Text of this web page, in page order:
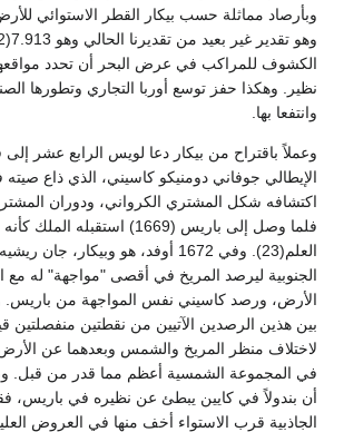
الكشوف للمراكب في عرض البحر أن تحدد
نظير. وهكذا حفز توسع أوربا التجاري وتطورها
وانتفعا بها.
وعملاً باقتراح من بيكار دعا لويس الرابع عشر
الإيطالي جوفاني دومنيكو كاسيني، الذي ذاع
اكتشافه شكل المشتري الكرواني، ودوران
فلما وصل إلى باريس (1669) استقبله
العلم(23). وفي 1672 أوفد، هو وبيكار،
الجنوبية ليرصد المريخ في أقصى "مواجهة" له
الأرض، ورصد كاسيني نفس المواجهة من باريس.
بين هذين الرصدين الآتيين من نقطتين منفصلتين
لاختلاف منظر المريخ والشمس وبعدهما عن
في المجموعة الشمسية أعظم مما قدر من قبل. وبما
أن بندولاً في كايين يبطئ عن نظيره في باريس،
الجاذبية قرب الاستواء أخف منها في العروض